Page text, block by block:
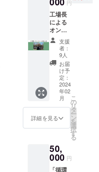
テッ
カーサ
イズ：
円形／
直径
8cm
円
工場長
による
オンラ
イン
「豊か
に生き
るお話
会」参
加チ
ケット
・環境
問題だ
けでは
なく2時
間程度
る」を
テーマ
にオン
支援
者：
9人
お届
け予
定：
2024
年02
月
詳細を見る
こ
の
リ
タ
ー
ン
を
選
択
す
る
50,
000 円
「循環